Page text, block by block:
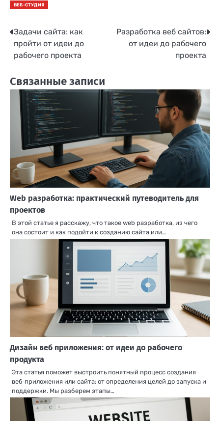
ВЕБ-СТУДИЯ
Навигация
по
Задачи сайта: как
пройти от идеи до
рабочего проекта
Разработка веб сайтов:
от идеи до рабочего
проекта
Связанные записи
Web разработка: практический путеводитель для
проектов
В этой статье я расскажу, что такое web разработка, из чего
она состоит и как подойти к созданию сайта или…
Дизайн веб приложения: от идеи до рабочего
продукта
Эта статья поможет выстроить понятный процесс создания
веб‑приложения или сайта: от определения целей до запуска и
поддержки. Мы разберем этапы…